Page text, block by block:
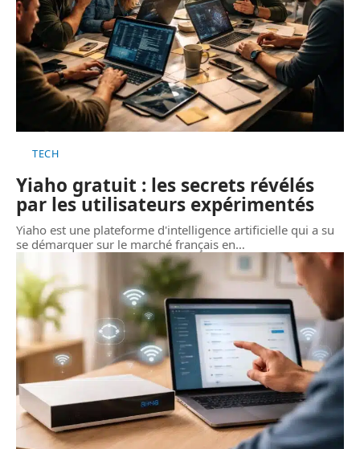
TECH
Yiaho gratuit : les secrets révélés
par les utilisateurs expérimentés
Yiaho est une plateforme d'intelligence artificielle qui a su
se démarquer sur le marché français en…